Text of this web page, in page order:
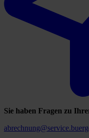
Sie haben Fragen zu